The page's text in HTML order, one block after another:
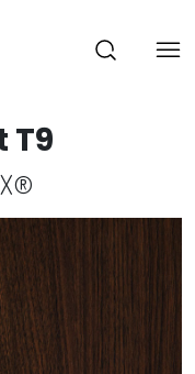
T9